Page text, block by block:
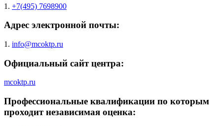
1. +7(495) 7698900
Адрес электронной почты:
1. info@mcoktp.ru
Официальный сайт центра:
mcoktp.ru
Профессиональные квалификации по которым
проходит независимая оценка: